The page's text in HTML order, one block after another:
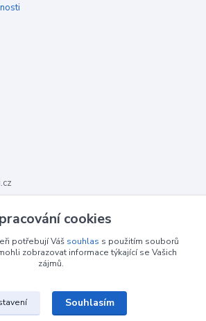
cookies
potřebují Váš souhlas s použitím souborů
zobrazovat informace týkající se Vašich
zájmů.
Souhlasím